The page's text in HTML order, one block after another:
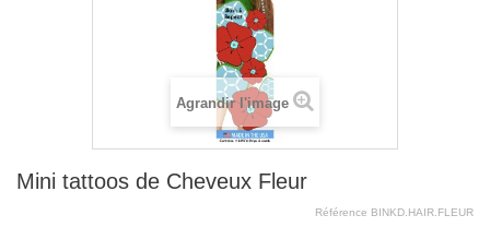
Agrandir l'image
Mini tattoos de Cheveux Fleur
Référence BINKD.HAIR.FLEUR